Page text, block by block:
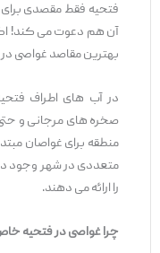
فتحیه فقط مقصدی برای
آن هم دعوت می ‌کند! اگر
بهترین مقاصد غواصی در
در آب‌ های اطراف
صخره‌ های مرجانی و
منطقه برای غواصان
متعددی در شهر وجود
را ارائه می ‌دهند.
چرا غواصی در فتحیه